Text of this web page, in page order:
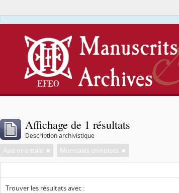
Affichage de 1 résultats
Description archivistique
Asie orientale Monnaies chinoises
Trouver les résultats avec :